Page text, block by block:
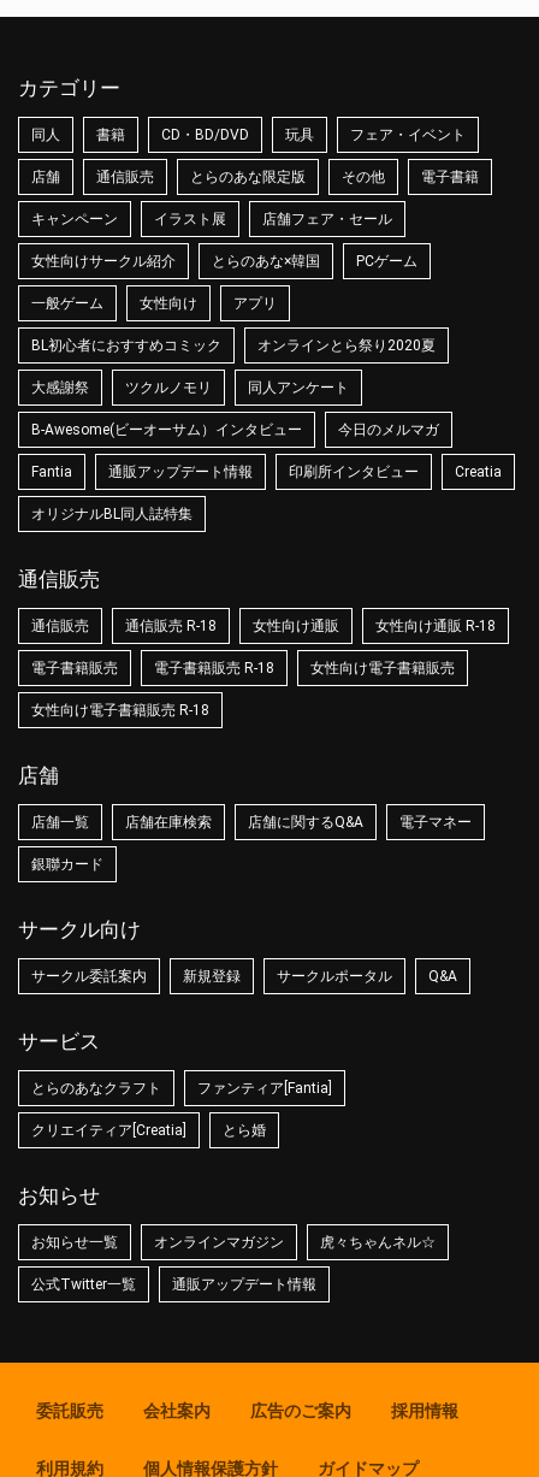
カテゴリー
同人 書籍 CD・BD/DVD 玩具 フェア・イベント
店舗 通信販売 とらのあな限定版 その他 電子書籍
キャンペーン イラスト展 店舗フェア・セール
女性向けサークル紹介 とらのあな×韓国 PCゲーム
一般ゲーム 女性向け アプリ
BL初心者におすすめコミック オンラインとら祭り2020夏
大感謝祭 ツクルノモリ 同人アンケート
B-Awesome(ビーオーサム）インタビュー 今日のメルマガ
Fantia 通販アップデート情報 印刷所インタビュー Creatia
オリジナルBL同人誌特集
通信販売
通信販売 通信販売 R-18 女性向け通販 女性向け通販 R-18
電子書籍販売 電子書籍販売 R-18 女性向け電子書籍販売
女性向け電子書籍販売 R-18
店舗
店舗一覧 店舗在庫検索 店舗に関するQ&A 電子マネー
銀聯カード
サークル向け
サークル委託案内 新規登録 サークルポータル Q&A
サービス
とらのあなクラフト ファンティア[Fantia]
クリエイティア[Creatia] とら婚
お知らせ
お知らせ一覧 オンラインマガジン 虎々ちゃんネル☆
公式Twitter一覧 通販アップデート情報
委託販売 会社案内 広告のご案内 採用情報
利用規約 個人情報保護方針 ガイドマップ